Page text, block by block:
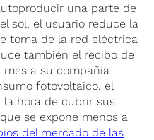
una parte de
sol, el usuario reduce la
toma de la red eléctrica
también el recibo de
a su compañía
fotovoltaico, el
la hora de cubrir sus
se expone menos a
del mercado de las